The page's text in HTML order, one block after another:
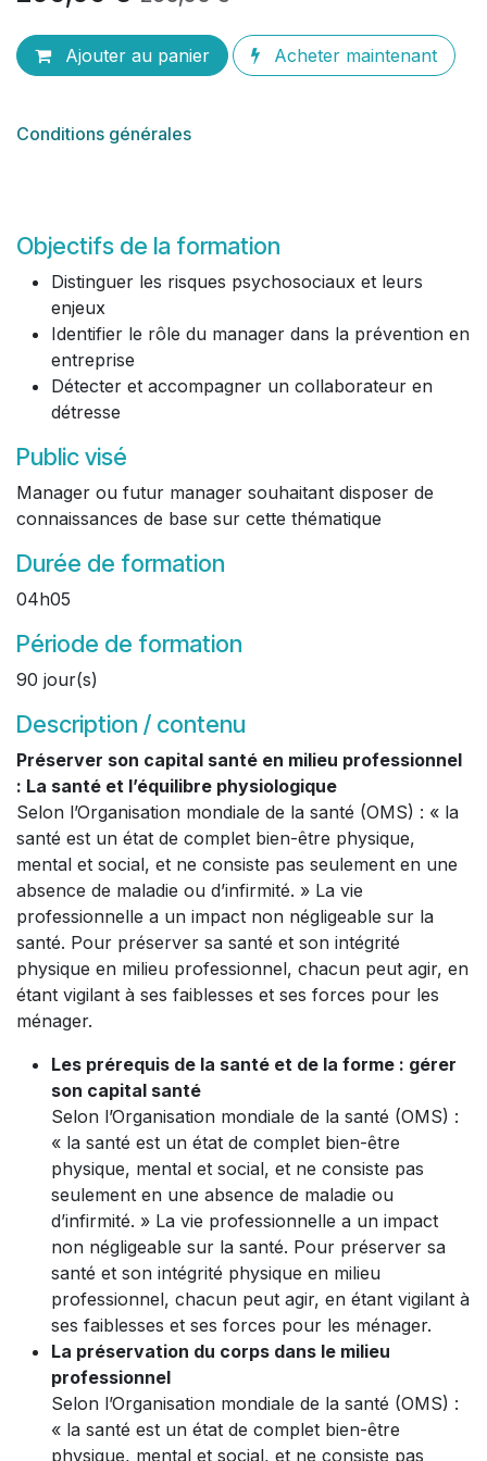
Ajouter au panier Acheter maintenant
Conditions générales
Objectifs de la formation
Distinguer les risques psychosociaux et leurs
enjeux
Identifier le rôle du manager dans la prévention en
entreprise
Détecter et accompagner un collaborateur en
détresse
Public visé
Manager ou futur manager souhaitant disposer de
connaissances de base sur cette thématique
Durée de formation
04h05
Période de formation
90 jour(s)
Description / contenu
Préserver son capital santé en milieu professionnel
: La santé et l’équilibre physiologique
Selon l’Organisation mondiale de la santé (OMS) : « la
santé est un état de complet bien-être physique,
mental et social, et ne consiste pas seulement en une
absence de maladie ou d’infirmité. » La vie
professionnelle a un impact non négligeable sur la
santé. Pour préserver sa santé et son intégrité
physique en milieu professionnel, chacun peut agir, en
étant vigilant à ses faiblesses et ses forces pour les
ménager.
Les prérequis de la santé et de la forme : gérer
son capital santé
Selon l’Organisation mondiale de la santé (OMS) :
« la santé est un état de complet bien-être
physique, mental et social, et ne consiste pas
seulement en une absence de maladie ou
d’infirmité. » La vie professionnelle a un impact
non négligeable sur la santé. Pour préserver sa
santé et son intégrité physique en milieu
professionnel, chacun peut agir, en étant vigilant à
ses faiblesses et ses forces pour les ménager.
La préservation du corps dans le milieu
professionnel
Selon l’Organisation mondiale de la santé (OMS) :
« la santé est un état de complet bien-être
physique, mental et social, et ne consiste pas